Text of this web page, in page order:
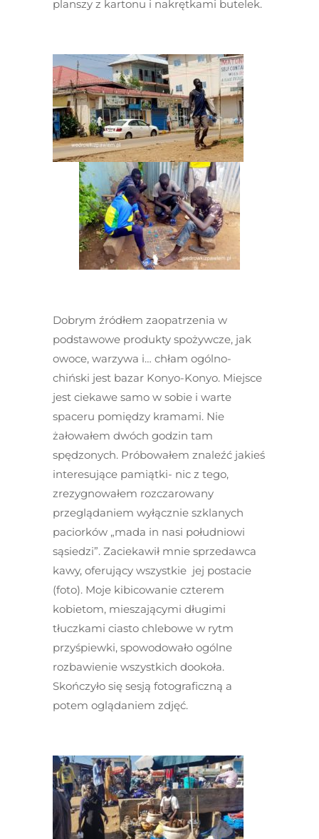
planszy z kartonu i nakrętkami butelek.
Dobrym źródłem zaopatrzenia w
podstawowe produkty spożywcze, jak
owoce, warzywa i… chłam ogólno-
chiński jest bazar Konyo-Konyo. Miejsce
jest ciekawe samo w sobie i warte
spaceru pomiędzy kramami. Nie
żałowałem dwóch godzin tam
spędzonych. Próbowałem znaleźć jakieś
interesujące pamiątki- nic z tego,
zrezygnowałem rozczarowany
przeglądaniem wyłącznie szklanych
paciorków „mada in nasi południowi
sąsiedzi”. Zaciekawił mnie sprzedawca
kawy, oferujący wszystkie jej postacie
(foto). Moje kibicowanie czterem
kobietom, mieszającymi długimi
tłuczkami ciasto chlebowe w rytm
przyśpiewki, spowodowało ogólne
rozbawienie wszystkich dookoła.
Skończyło się sesją fotograficzną a
potem oglądaniem zdjęć.